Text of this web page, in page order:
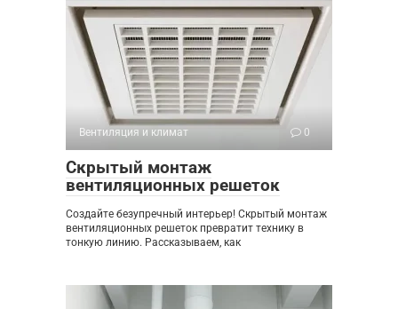
Вентиляция и климат 0
Скрытый монтаж
вентиляционных решеток
Создайте безупречный интерьер! Скрытый монтаж
вентиляционных решеток превратит технику в
тонкую линию. Рассказываем, как